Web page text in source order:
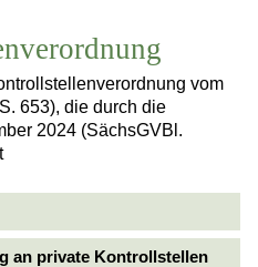
vom
653), die durch die
2024 (SächsGVBl.
an private Kontrollstellen